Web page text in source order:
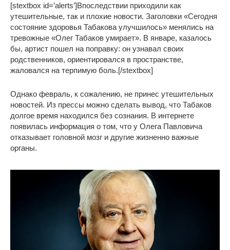
[stextbox id=’alerts’]Впоследствии приходили как
утешительные, так и плохие новости. Заголовки «Сегодня
состояние здоровья Табакова улучшилось» менялись на
тревожные «Олег Табаков умирает». В январе, казалось
бы, артист пошел на поправку: он узнавал своих
родственников, ориентировался в пространстве,
жаловался на терпимую боль.[/stextbox]
Однако февраль, к сожалению, не принес утешительных
новостей. Из прессы можно сделать вывод, что Табаков
долгое время находился без сознания. В интернете
появилась информация о том, что у Олега Павловича
отказывает головной мозг и другие жизненно важные
органы.